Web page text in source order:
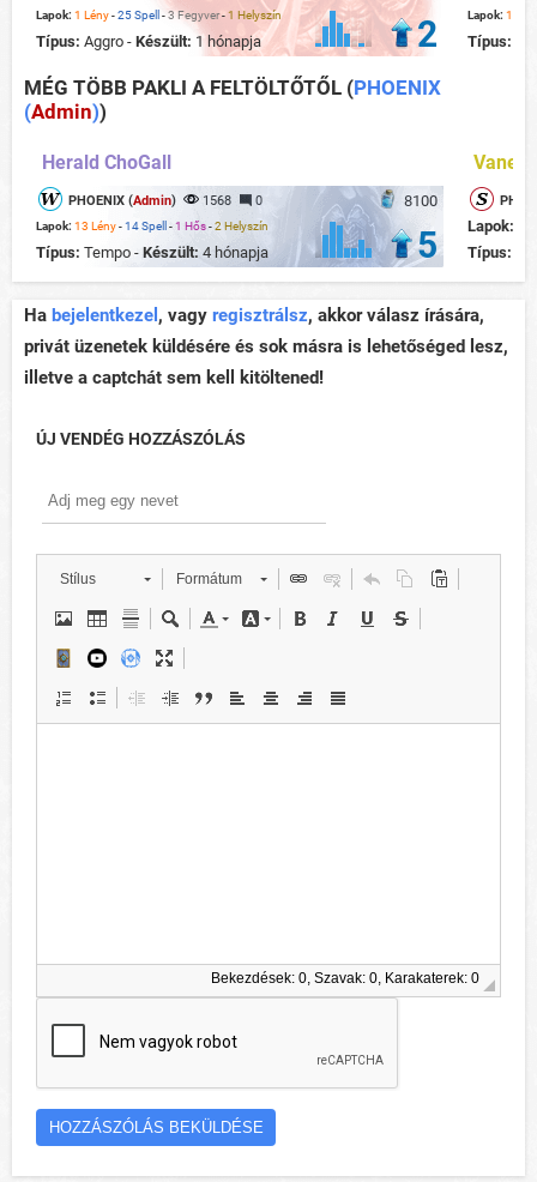
Lapok: 1 Lény-25 Spell -3 Fegyver-1 Helyszín
Típus: Aggro - Készült: 1 hónapja 2 Lapok: 18
Típus:
MÉG TÖBB PAKLI A FELTÖLTŐTŐL (PHOENIX
(Admin))
Herald ChoGall
8100
PHOENIX (Admin) 1568 0
Lapok: 13 Lény-14 Spell -1 Hős-2 Helyszín
Típus: Tempo - Készült: 4 hónapja 5 Lapok:
Típus:
Ha bejelentkezel , vagy regisztrálsz, akkor válasz írására,
privát üzenetek küldésére és sok másra is lehetőséged lesz,
illetve a captchát sem kell kitöltened!
ÚJ VENDÉG HOZZÁSZÓLÁS
Stílus Formátum
Bekezdések: 0, Szavak: 0, Karakaterek: 0